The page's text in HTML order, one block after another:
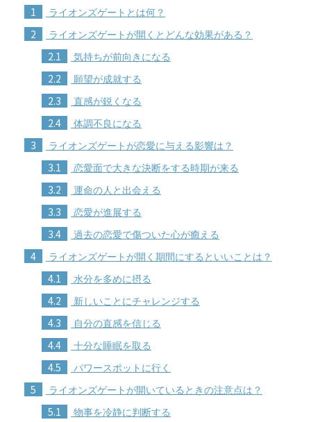
1 ライオンズゲートとは何？
2 ライオンズゲートが開くとどんな効果がある？
2.1 気持ちが前向きになる
2.2 願望が成就する
2.3 直感が鋭くなる
2.4 体調不良になる
3 ライオンズゲートが恋愛に与える影響は？
3.1 恋愛面で大きな決断をする時期が来る
3.2 運命の人と出会える
3.3 恋愛が進展する
3.4 過去の恋愛で傷ついた心が癒える
4 ライオンズゲートが開く期間にするといいことは？
4.1 水分を多めに摂る
4.2 新しいことにチャレンジする
4.3 自分の直感を信じる
4.4 十分な睡眠を取る
4.5 パワースポットに行く
5 ライオンズゲートが開いているときの注意点は？
5.1 物事を冷静に判断する